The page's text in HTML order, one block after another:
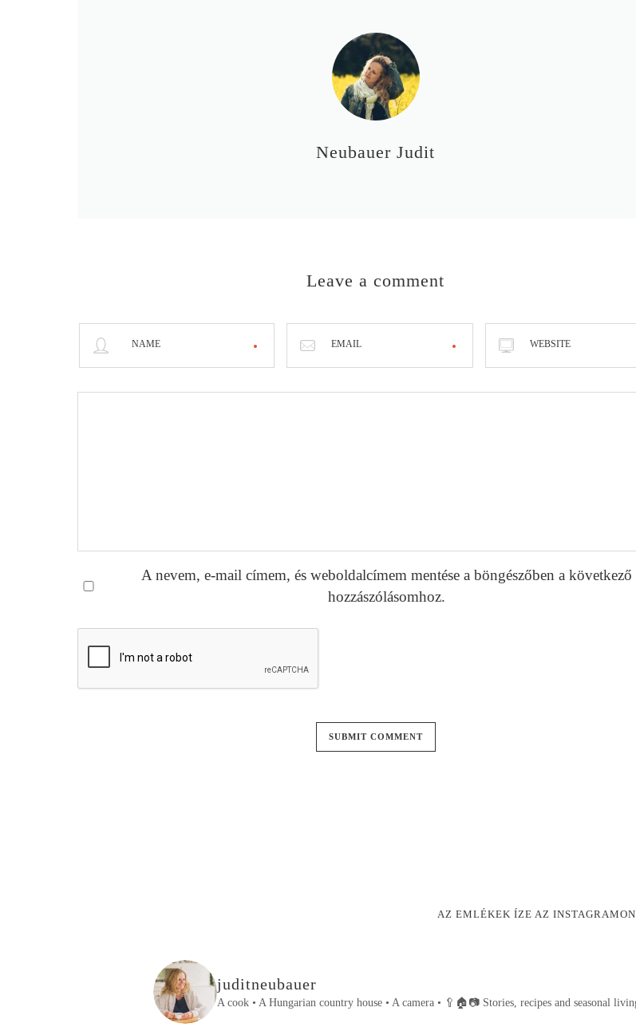
Neubauer Judit
Leave a comment
NAME EMAIL WEBSITE
A nevem, e-mail címem, és weboldalcímem mentése a böngészőben a következő
hozzászólásomhoz.
AZ EMLÉKEK ÍZE AZ INSTAGRAMON
juditneubauer
A cook • A Hungarian country house • A camera • 🥄🏠📷Stories, recipes and seasonal